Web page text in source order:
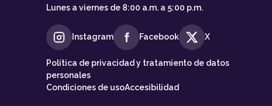
Lunes a viernes de 8:00 a.m. a 5:00 p.m.
Instagram Facebook X
Política de privacidad y tratamiento de datos
personales
Condiciones de usoAccesibilidad